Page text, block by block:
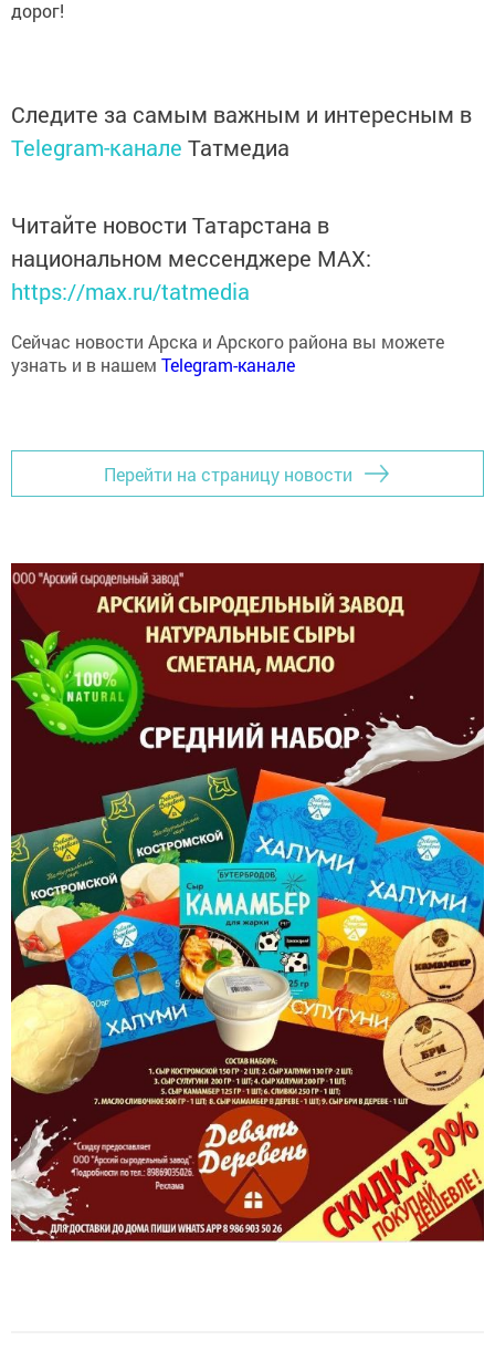
дорог!
Следите за самым важным и интересным в
Telegram-канале Татмедиа
Читайте новости Татарстана в
национальном мессенджере MАХ:
https://max.ru/tatmedia
Сейчас новости Арска и Арского района вы можете
узнать и в нашем Telegram-канале
Перейти на страницу новости